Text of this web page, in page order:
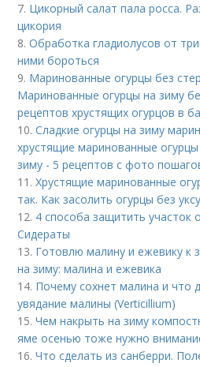
7. Цикорный салат пала росса.
цикория
8.Обработка гладиолусов от
ними бороться
9. Маринованные огурцы без
Маринованные огурцы на зиму
рецептов хрустящих огурцов в
10.Сладкие огурцы на зиму
хрустящие маринованные
зиму - 5 рецептов с фото
11.Хрустящие маринованные
так. Как засолить огурцы без
12. 4 способа защитить участок
Сидераты
13. Готовлю малину и ежевику к
на зиму: малина и ежевика
14. Почему сохнет малина и что
увядание малины (Verticillium)
15.Чем накрыть на зиму
яме осенью тоже нужно
16.Что сделать из санберри.